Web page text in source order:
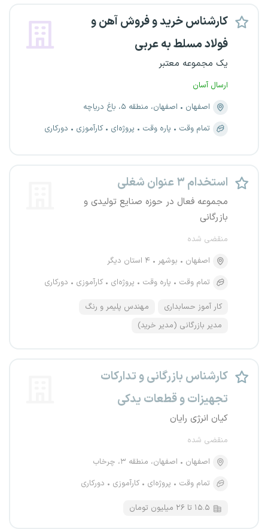
کارشناس خرید و فروش آهن و
فولاد مسلط به عربی
یک مجموعه معتبر
ارسال آسان
اصفهان
اصفهان، منطقه ۵، باغ دریاچه
تمام وقت
پاره وقت پروژه‌ای کارآموزی دورکاری
استخدام ۳ عنوان شغلی
مجموعه فعال در حوزه صنایع تولیدی و
بازرگانی
منقضی شده
اصفهان
بوشهر
۴ استان دیگر
تمام وقت
پاره وقت پروژه‌ای کارآموزی دورکاری
کار آموز حسابداری
مهندس پلیمر و رنگ
مدیر بازرگانی (مدیر خرید)
کارشناس بازرگانی و تدارکات
تجهیزات و قطعات یدکی
کیان انرژی رایان
منقضی شده
اصفهان
اصفهان، منطقه ۳، چرخاب
تمام وقت
پروژه‌ای کارآموزی دورکاری
۱۵.۵ تا ۲۶ میلیون تومان